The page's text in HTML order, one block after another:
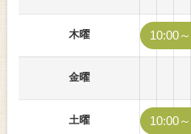
木曜 10:00
金曜
土曜 10:00